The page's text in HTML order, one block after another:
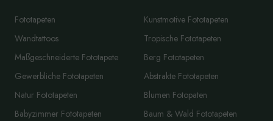
Fototapeten
Wandtattoos
Maßgeschneiderte Fototapete
Gewerbliche Fototapeten
Natur Fototapeten
Babyzimmer Fototapeten
Kunstmotive Fototapeten
Tropische Fototapeten
Berg Fototapeten
Abstrakte Fototapeten
Blumen Fotopaten
Baum & Wald Fototapeten